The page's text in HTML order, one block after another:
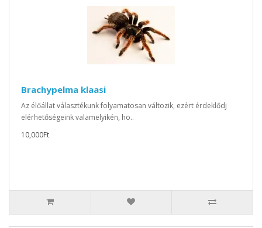
Brachypelma klaasi
Az élőállat választékunk folyamatosan változik, ezért érdeklődj
elérhetőségeink valamelyikén, ho..
10,000Ft